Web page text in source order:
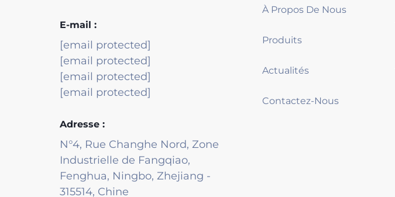
E-mail :
[email protected]
[email protected]
[email protected]
[email protected]
Adresse :
N°4, Rue Changhe Nord, Zone
Industrielle de Fangqiao,
Fenghua, Ningbo, Zhejiang -
315514, Chine
À Propos De Nous
Produits
Actualités
Contactez-Nous